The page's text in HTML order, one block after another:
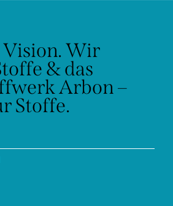
Wir
& das
Arbon –
Stoffe.